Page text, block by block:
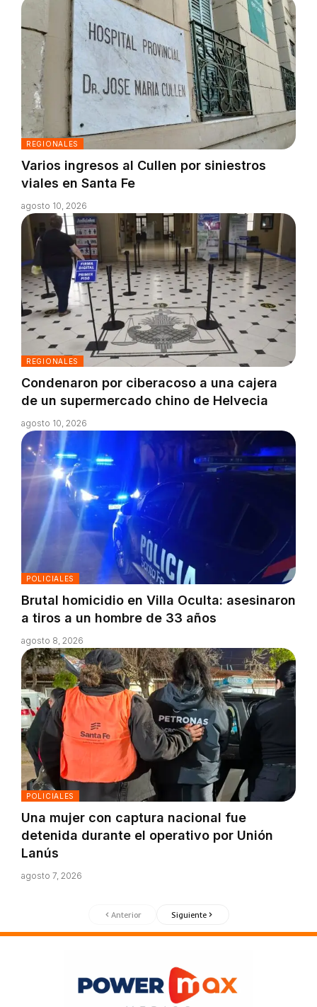
REGIONALES
Varios ingresos al Cullen por siniestros
viales en Santa Fe
agosto 10, 2026
REGIONALES
Condenaron por ciberacoso a una cajera
de un supermercado chino de Helvecia
agosto 10, 2026
POLICIALES
Brutal homicidio en Villa Oculta: asesinaron
a tiros a un hombre de 33 años
agosto 8, 2026
POLICIALES
Una mujer con captura nacional fue
detenida durante el operativo por Unión
Lanús
agosto 7, 2026
Anterior Siguiente